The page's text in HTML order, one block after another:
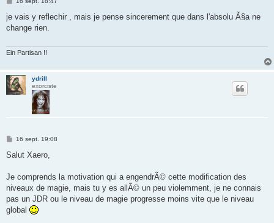
s
a
je vais y reflechir , mais je pense sincerement que dans l'absolu Ã§a ne
change rien.
Ein Partisan !!
ydrill
exorciste
M
s
g
16 sept. 19:08
Salut Xaero,
Je comprends la motivation qui a engendrÃ© cette modification des
niveaux de magie, mais tu y es allÃ© un peu violemment, je ne connais
pas un JDR ou le niveau de magie progresse moins vite que le niveau
global